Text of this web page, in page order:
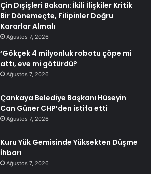
Çin Dışişleri Bakanı: İkili İlişkiler Kritik
Bir Dönemeçte, Filipinler Doğru
Kararlar Almalı
Ağustos 7, 2026
‘Gökçek 4 milyonluk robotu çöpe mi
attı, eve mi götürdü?
Ağustos 7, 2026
Çankaya Belediye Başkanı Hüseyin
Can Güner CHP’den istifa etti
Ağustos 7, 2026
Kuru Yük Gemisinde Yüksekten Düşme
İhbarı
Ağustos 7, 2026